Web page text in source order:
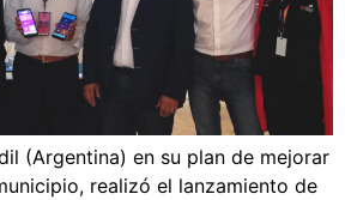
(Argentina) en su plan de mejorar
realizó el lanzamiento de